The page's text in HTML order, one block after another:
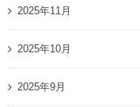
2025年11月
2025年10月
2025年9月